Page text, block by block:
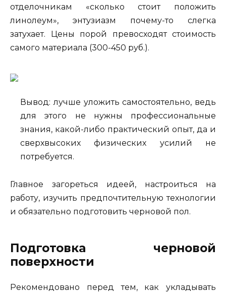
отделочникам «сколько стоит положить
линолеум», энтузиазм почему-то слегка
затухает. Цены порой превосходят стоимость
самого материала (300-450 руб.).
Вывод: лучше уложить самостоятельно, ведь
для этого не нужны профессиональные
знания, какой-либо практический опыт, да и
сверхвысоких физических усилий не
потребуется.
Главное загореться идеей, настроиться на
работу, изучить предпочтительную технологии
и обязательно подготовить черновой пол.
Подготовка черновой
поверхности
Рекомендовано перед тем, как укладывать